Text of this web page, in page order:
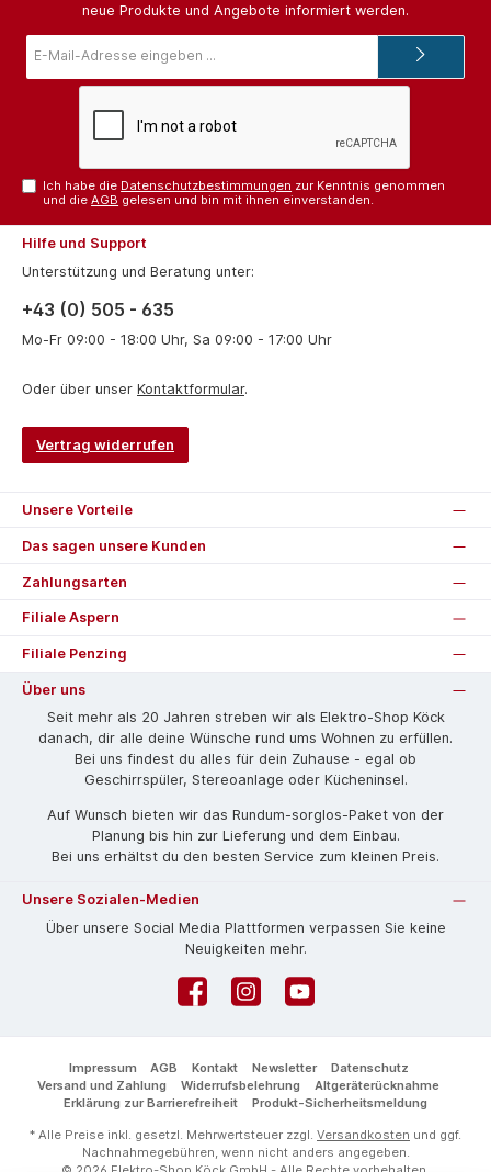
neue Produkte und Angebote informiert werden.
Mail-
Ich habe die Datenschutzbestimmungen zur Kenntnis genommen
und dieAGB gelesen und bin mit ihnen einverstanden.
Hilfe und Support
Unterstützung und Beratung unter:
+43 (0) 505 - 635
Mo-Fr 09:00 - 18:00 Uhr, Sa 09:00 - 17:00 Uhr
Oder über unser Kontaktformular.
Vertrag widerrufen
Unsere Vorteile
Das sagen unsere Kunden
Zahlungsarten
Filiale Aspern
Filiale Penzing
Über uns
Seit mehr als 20 Jahren streben wir als Elektro-Shop Köck
danach, dir alle deine Wünsche rund ums Wohnen zu erfüllen.
Bei uns findest du alles für dein Zuhause - egal ob
Geschirrspüler, Stereoanlage oder Kücheninsel.
Auf Wunsch bieten wir das Rund­um-sorg­los-Pa­ket von der
Planung bis hin zur Lieferung und dem Einbau.
Bei uns erhältst du den besten Service zum kleinen Preis.
Unsere Sozialen-Medien
Über unsere Social Media Plattformen verpassen Sie keine
Neuigkeiten mehr.
FacebookInstagramYouTube
Impressum AGB Kontakt Newsletter
Datenschutz
Versand und Zahlung
Widerrufsbelehrung
Altgeräterücknahme
Erklärung zur Barrierefreiheit
Produkt-Sicherheitsmeldung
* Alle Preise inkl. gesetzl. Mehrwertsteuer zzgl. Versandkosten und ggf.
Nachnahmegebühren, wenn nicht anders angegeben.